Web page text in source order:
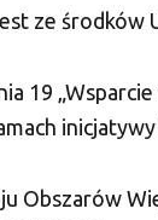
ze środków
19
inicjatywy
Obszarów